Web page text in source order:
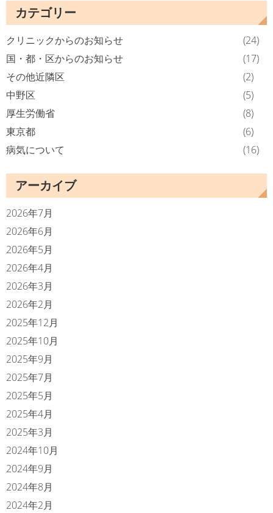
カテゴリー
クリニックからのお知らせ
(24)
国・都・区からのお知らせ
(17)
その他近隣区
(2)
中野区
(5)
厚生労働省
(8)
東京都
(6)
病気について
(16)
アーカイブ
2026年7月
2026年6月
2026年5月
2026年4月
2026年3月
2026年2月
2025年12月
2025年10月
2025年9月
2025年7月
2025年5月
2025年4月
2025年3月
2024年10月
2024年9月
2024年8月
2024年2月